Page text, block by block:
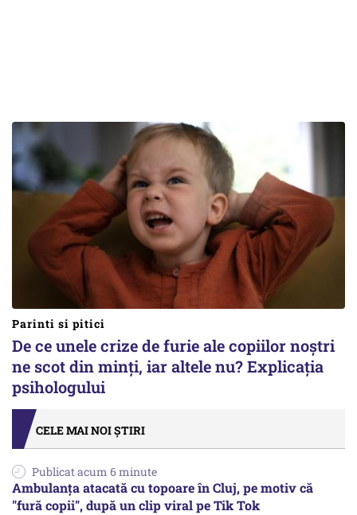
Parinti si pitici
De ce unele crize de furie ale copiilor noștri
ne scot din minți, iar altele nu? Explicația
psihologului
CELE MAI NOI ȘTIRI
Publicat acum 6 minute
Ambulanța atacată cu topoare în Cluj, pe motiv că
"fură copii", după un clip viral pe Tik Tok